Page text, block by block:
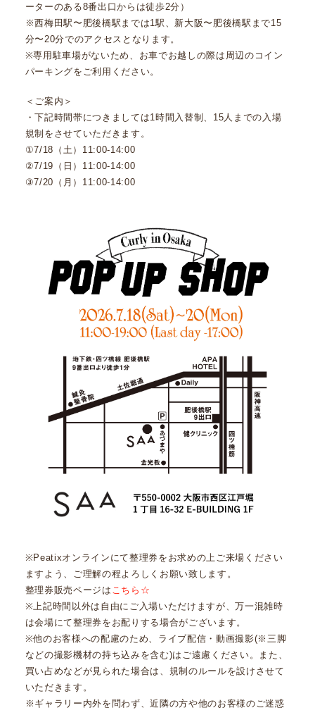
ーターのある8番出口からは徒歩2分）
※西梅田駅〜肥後橋駅までは1駅、新大阪〜肥後橋駅まで15
分〜20分でのアクセスとなります。
※専用駐車場がないため、お車でお越しの際は周辺のコイン
パーキングをご利用ください。
＜ご案内＞
・下記時間帯につきましては1時間入替制、15人までの入場
規制をさせていただきます。
①7/18（土）11:00-14:00
②7/19（日）11:00-14:00
③7/20（月）11:00-14:00
※Peatixオンラインにて整理券をお求めの上ご来場ください
ますよう、ご理解の程よろしくお願い致します。
整理券販売ページは こちら☆
※上記時間以外は自由にご入場いただけますが、万一混雑時
は会場にて整理券をお配りする場合がございます。
※他のお客様への配慮のため、ライブ配信・動画撮影(※三脚
などの撮影機材の持ち込みを含む)はご遠慮ください。また、
買い占めなどが見られた場合は、規制のルールを設けさせて
いただきます。
※ギャラリー内外を問わず、近隣の方や他のお客様のご迷惑